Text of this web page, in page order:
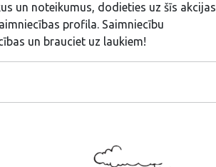
un noteikumus, dodieties uz šīs akcijas
profila. Saimniecību
un brauciet uz laukiem!